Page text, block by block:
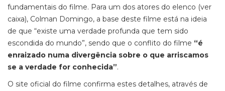
fundamentais do filme. Para um dos atores do elenco (ver
caixa), Colman Domingo, a base deste filme está na ideia
de que “existe uma verdade profunda que tem sido
escondida do mundo”, sendo que o conflito do filme “é
enraizado numa divergência sobre o que arriscamos
se a verdade for conhecida”.
O site oficial do filme confirma estes detalhes, através de